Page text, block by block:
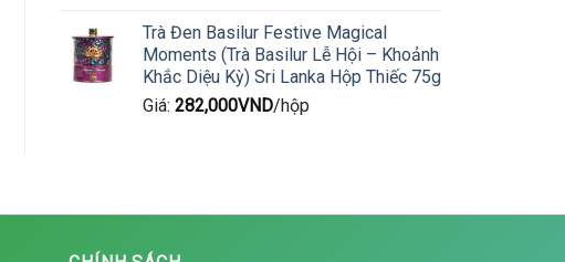
Trà Đen Basilur Festive Magical
Moments (Trà Basilur Lễ Hội – Khoảnh
Khắc Diệu Kỳ) Sri Lanka Hộp Thiếc 75g
Giá: 282,000VND/hộp